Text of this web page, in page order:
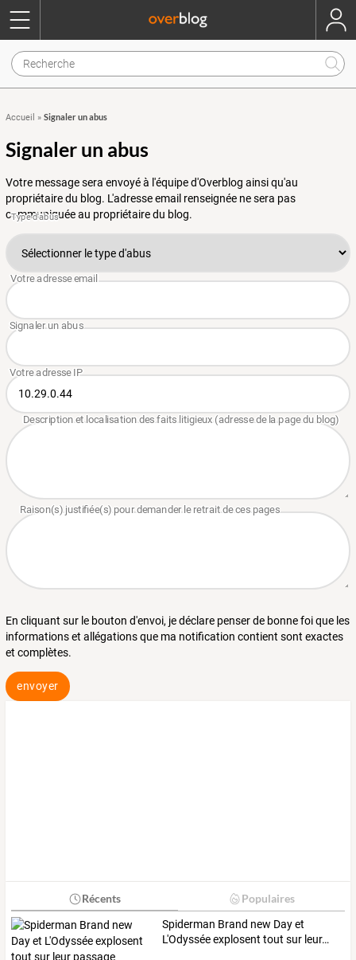
Accueil » Signaler un abus
Signaler un abus
Votre message sera envoyé à l'équipe d'Overblog ainsi qu'au
propriétaire du blog. L'adresse email renseignée ne sera pas
communiquée au propriétaire du blog.
En cliquant sur le bouton d'envoi, je déclare penser de bonne foi que les
informations et allégations que ma notification contient sont exactes
et complètes.
envoyer
Récents Populaires
Spiderman Brand new Dayet
L'Odysséeexplosent tout sur leur…